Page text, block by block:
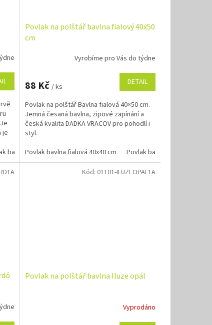
je
bavlna zelená 40x50 cm
Povlak na polštář bavlna fialový 40x50
cm
Vyrobíme pro Vás do týdne
88 Kč / ks DETAIL
Povlak na polštář Bavlna fialová 40×50 cm.
Jemná česaná bavlna, zipové zapínání a
česká kvalita DADKA VRACOV pro pohodlí i
styl.
Povlak bavlna fialová 40x40 cm
Povlak bavlna fialová 40x50
Povlak na polštář bavlna Iluze opál
Vyprodáno
Kód: 01101-ILUZEOPAL1A